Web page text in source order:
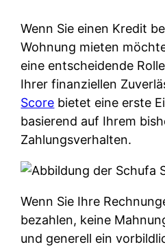
Wenn Sie einen Kredit
Wohnung mieten
eine entscheidende
Ihrer finanziellen
Score bietet eine erste
basierend auf Ihrem
Zahlungsverhalten.
Wenn Sie Ihre
bezahlen, keine
und generell ein